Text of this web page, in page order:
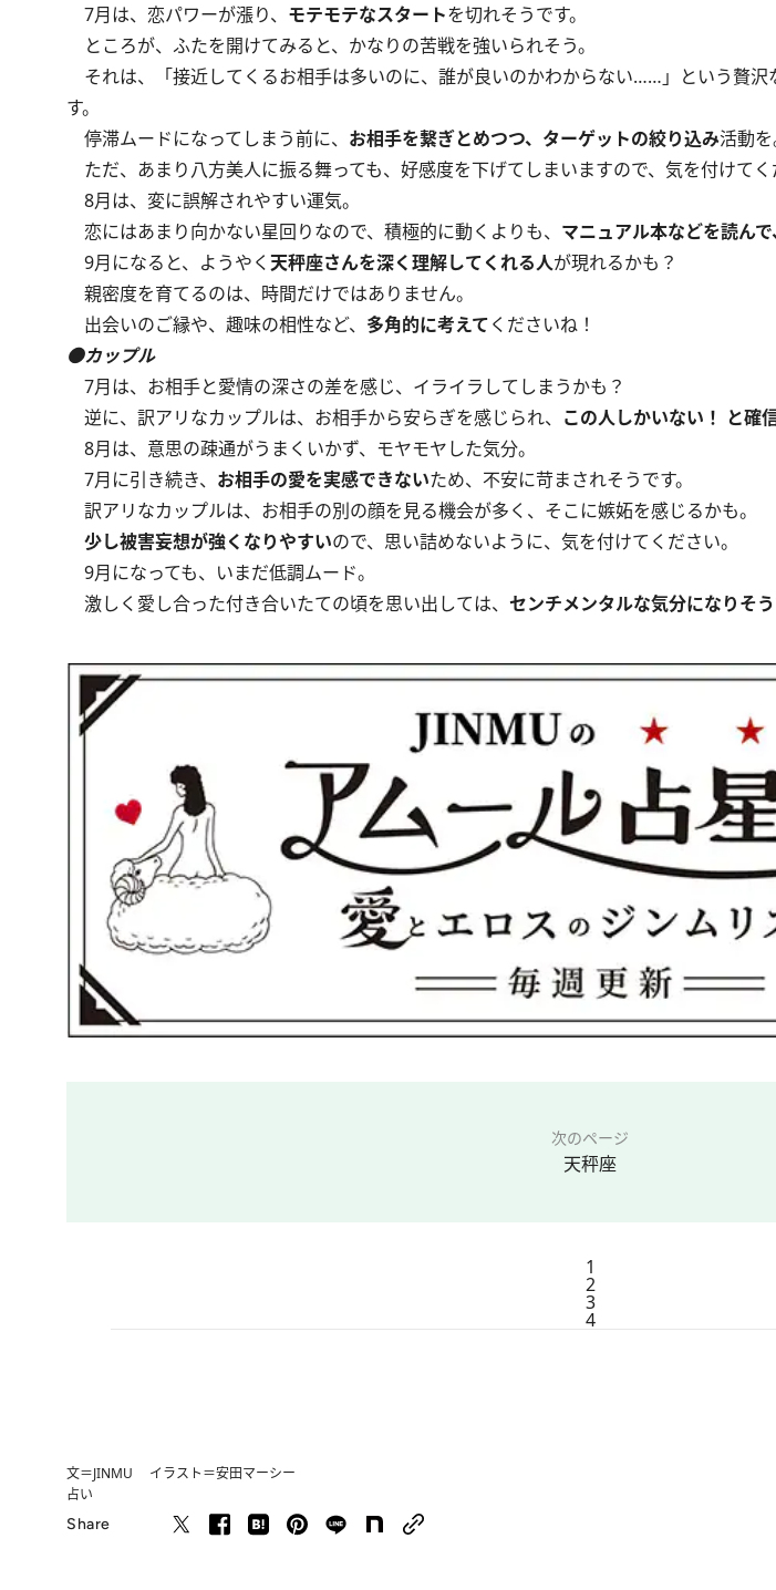
7月は、恋パワーが漲り、 モテモテなスタートを切れそうです。
ところが、ふたを開けてみると、かなりの苦戦を強いられそう。
それは、「接近してくるお相手は多いのに、誰が良いのかわからない……」という贅沢
す。
停滞ムードになってしまう前に、 お相手を繋ぎとめつつ、ターゲットの絞り込み活動を
ただ、あまり八方美人に振る舞っても、好感度を下げてしまいますので、気を付けてく
8月は、変に誤解されやすい運気。
恋にはあまり向かない星回りなので、積極的に動くよりも、 マニュアル本などを読ん
9月になると、ようやく天秤座さんを深く理解してくれる人が現れるかも？
親密度を育てるのは、時間だけではありません。
出会いのご縁や、趣味の相性など、 多角的に考えてくださいね！
●カップル
7月は、お相手と愛情の深さの差を感じ、イライラしてしまうかも？
逆に、訳アリなカップルは、お相手から安らぎを感じられ、 この人しかいない！ と確
8月は、意思の疎通がうまくいかず、モヤモヤした気分。
7月に引き続き、 お相手の愛を実感できないため、不安に苛まされそうです。
訳アリなカップルは、お相手の別の顔を見る機会が多く、そこに嫉妬を感じるかも。
少し被害妄想が強くなりやすいので、思い詰めないように、気を付けてください。
9月になっても、いまだ低調ムード。
激しく愛し合った付き合いたての頃を思い出しては、 センチメンタルな気分になりそう
次のページ
天秤座
1
2
3
4
文＝JINMU イラスト＝安田マーシー
占い
Share